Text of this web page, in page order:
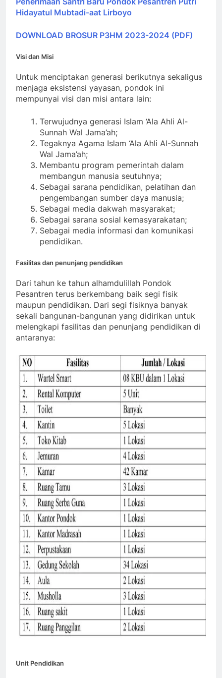
Hidayatul Mubtadi-aat Lirboyo
DOWNLOAD BROSUR P3HM 2023-2024 (PDF)
Visi dan Misi
Untuk menciptakan generasi berikutnya sekaligus
menjaga eksistensi yayasan, pondok ini
mempunyai visi dan misi antara lain:
Terwujudnya generasi Islam ‘Ala Ahli Al-
Sunnah Wal Jama’ah;
Tegaknya Agama Islam ‘Ala Ahli Al-Sunnah
Wal Jama’ah;
Membantu program pemerintah dalam
membangun manusia seutuhnya;
Sebagai sarana pendidikan, pelatihan dan
pengembangan sumber daya manusia;
Sebagai media dakwah masyarakat;
Sebagai sarana sosial kemasyarakatan;
Sebagai media informasi dan komunikasi
pendidikan.
Fasilitas dan penunjang pendidikan
Dari tahun ke tahun alhamdulillah Pondok
Pesantren terus berkembang baik segi fisik
maupun pendidikan. Dari segi fisiknya banyak
sekali bangunan-bangunan yang didirikan untuk
melengkapi fasilitas dan penunjang pendidikan di
antaranya:
Unit Pendidikan